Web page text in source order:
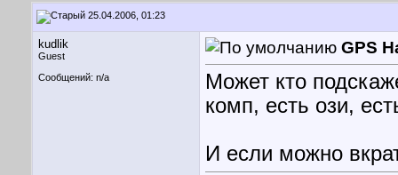
25.04.2006, 01:23
kudlik
Guest
Сообщений: n/a
GPS
Может кто
комп, есть ози,
И если можно